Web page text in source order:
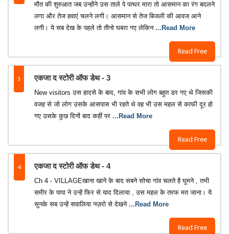
Read Free
मौत की शुरुआत जब उन्होंने उस ताले पे पत्थर मारा तो आसमान का रंग बदलने
लगा और तेज हवाएं चलने लगी। आसमान से तेज बिजली की आवज आने
लगी। ये सब देख के पहले तो तीनो घबरा गए लेकिन ...Read More
3 एकजा द स्टोरी ऑफ डेथ - 3
Read Free
New visitors उस हादसे के बाद, गांव के सभी लोग बहुत डर गए थे जिसकी
वजह से जो लोग उसके आसपास भी रहते थे वह भी उस महल से काफी दूर हो
गए उसके कुछ दिनों बाद कहीं पर ...Read More
4 एकजा द स्टोरी ऑफ डेथ - 4
Read Free
Ch 4 - VILLAGEखाना खाने के बाद सबने सोचा गांव चलते है घूमने , तभी
समीर के पापा ने उन्हें फिर से याद दिलाया , उस महल के तरफ मत जाना। ये
सुनके सब उन्हें सवालिया नज़रो से देखने ...Read More